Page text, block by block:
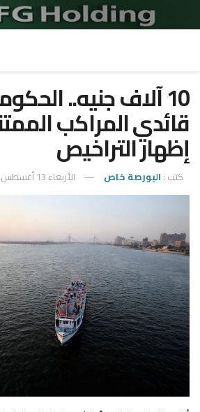
10 آلاف جنيه..
قائدي المراكب
إظهار التراخيص
كتب : البورصة خاص الأربعاء 13 أغسطس 2025